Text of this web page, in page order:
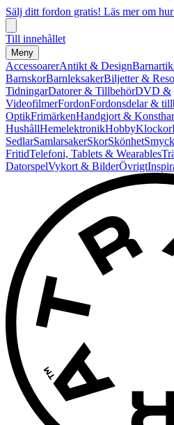
Sälj ditt fordon gratis! Läs mer om
Till innehållet
Meny
AccessoarerAntikt & Design
BarnskorBarnleksakerBiljetter &
TidningarDatorer & TillbehörDVD &
VideofilmerFordonFordonsdelar &
OptikFrimärkenHandgjort &
HushållHemelektronikHobbyKlockor
SedlarSamlarsakerSkorSkönhet
FritidTelefoni, Tablets & Wearables
DatorspelVykort & BilderÖvrigt